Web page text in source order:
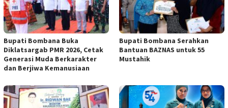
Bupati Bombana Buka
Diklatsargab PMR 2026, Cetak
Generasi Muda Berkarakter
dan Berjiwa Kemanusiaan
Bupati Bombana Serahkan
Bantuan BAZNAS untuk 55
Mustahik